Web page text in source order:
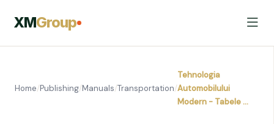
XMGroup
Home/Publishing/Manuals/Transportation/
Tehnologia
Automobilului
Modern - Tabele …